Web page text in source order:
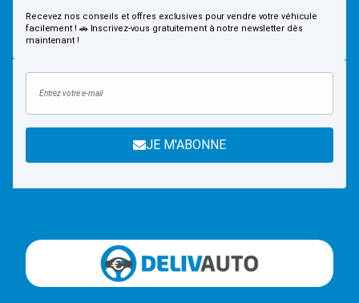
Recevez nos conseils et offres exclusives pour vendre votre véhicule
facilement ! 🚗 Inscrivez-vous gratuitement à notre newsletter dès
maintenant !
JE M'ABONNE